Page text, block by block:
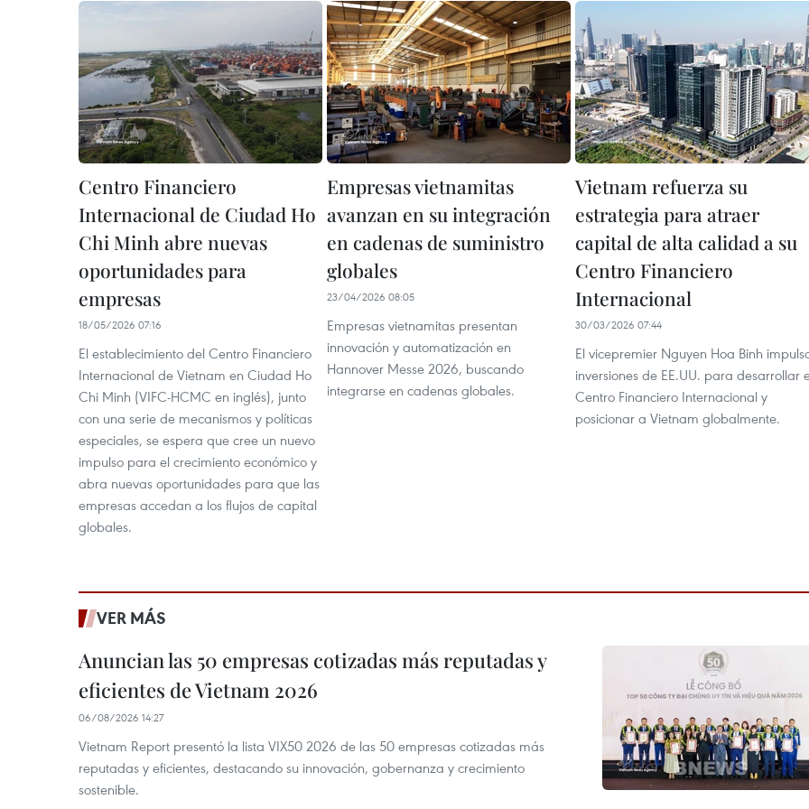
Centro Financiero
Internacional de Ciudad Ho
Chi Minh abre nuevas
oportunidades para
empresas
18/05/2026 07:16
El establecimiento del Centro Financiero
Internacional de Vietnam en Ciudad Ho
Chi Minh (VIFC-HCMC en inglés), junto
con una serie de mecanismos y políticas
especiales, se espera que cree un nuevo
impulso para el crecimiento económico y
abra nuevas oportunidades para que las
empresas accedan a los flujos de capital
globales.
Empresas vietnamitas
avanzan en su integración
en cadenas de suministro
globales
23/04/2026 08:05
Empresas vietnamitas presentan
innovación y automatización en
Hannover Messe 2026, buscando
integrarse en cadenas globales.
Vietnam refuerza su
estrategia para atraer
capital de alta calidad a su
Centro Financiero
Internacional
30/03/2026 07:44
El vicepremier Nguyen Hoa Binh
inversiones de EE.UU. para desarrollar
Centro Financiero Internacional y
posicionar a Vietnam globalmente.
VER MÁS
Anuncian las 50 empresas cotizadas más reputadas y
eficientes de Vietnam 2026
06/08/2026 14:27
Vietnam Report presentó la lista VIX50 2026 de las 50 empresas cotizadas más
reputadas y eficientes, destacando su innovación, gobernanza y crecimiento
sostenible.